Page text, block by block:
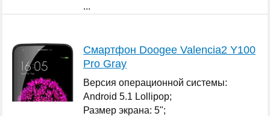
...
Смартфон Doogee Valencia2 Y100
Pro Gray
Версия операционной системы:
Android 5.1 Lollipop;
Размер экрана: 5";